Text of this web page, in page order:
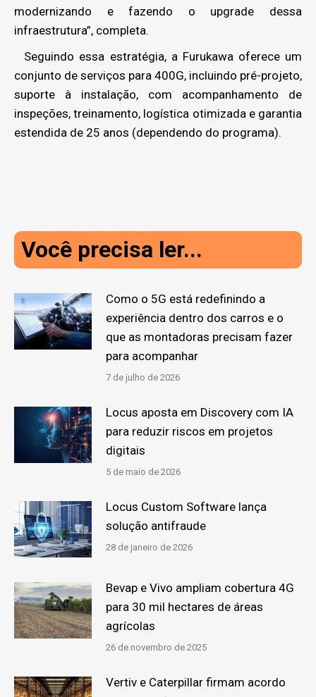
modernizando e fazendo o upgrade dessa
infraestrutura”, completa.
Seguindo essa estratégia, a Furukawa oferece um
conjunto de serviços para 400G, incluindo pré-projeto,
suporte à instalação, com acompanhamento de
inspeções, treinamento, logística otimizada e garantia
estendida de 25 anos (dependendo do programa).
Você precisa ler...
Como o 5G está redefinindo a
experiência dentro dos carros e o
que as montadoras precisam fazer
para acompanhar
7 de julho de 2026
Locus aposta em Discovery com IA
para reduzir riscos em projetos
digitais
5 de maio de 2026
Locus Custom Software lança
solução antifraude
28 de janeiro de 2026
Bevap e Vivo ampliam cobertura 4G
para 30 mil hectares de áreas
agrícolas
26 de novembro de 2025
Vertiv e Caterpillar firmam acordo